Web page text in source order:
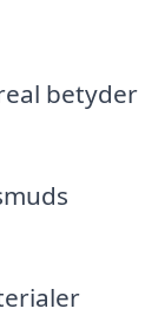
betyder